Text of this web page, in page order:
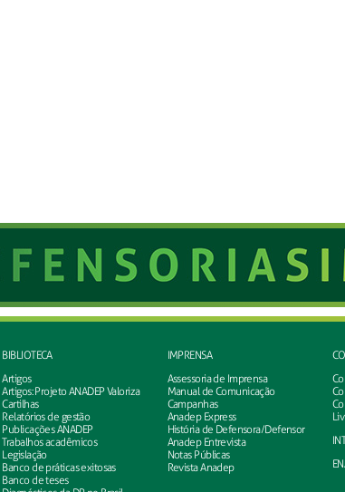
BIBLIOTECA
Artigos
Artigos: Projeto ANADEP Valoriza
Cartilhas
Relatórios de gestão
Publicações ANADEP
Trabalhos acadêmicos
Legislação
Banco de práticas exitosas
Banco de teses
IMPRENSA
Assessoria de Imprensa
Manual de Comunicação
Campanhas
Anadep Express
História de Defensora/Defensor
Anadep Entrevista
Notas Públicas
Revista Anadep